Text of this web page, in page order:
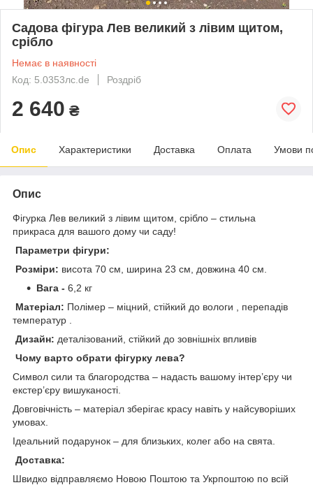
Cадова фігура Лев великий з лівим щитом,
срібло
Немає в наявності
Код: 5.0353лс.de
Роздріб
2 640 ₴
Опис Характеристики Доставка Оплата Умови
Опис
Фігурка Лев великий з лівим щитом, срібло – стильна
прикраса для вашого дому чи саду!
Параметри фігури:
Розміри: висота 70 см, ширина 23 см, довжина 40 см.
Вага - 6,2 кг
Матеріал: Полімер – міцний, стійкий до вологи , перепадів
температур .
Дизайн: деталізований, стійкий до зовнішніх впливів
Чому варто обрати фігурку лева?
Символ сили та благородства – надасть вашому інтер’єру чи
екстер’єру вишуканості.
Довговічність – матеріал зберігає красу навіть у найсуворіших
умовах.
Ідеальний подарунок – для близьких, колег або на свята.
Доставка:
Швидко відправляємо Новою Поштою та Укрпоштою по всій